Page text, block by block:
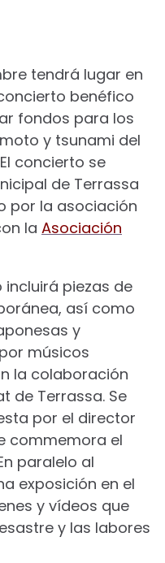
tendrá lugar en
benéfico
fondos para los
y tsunami del
concierto se
de Terrassa
por la asociación
la Asociación
piezas de
así como
y
músicos
la colaboración
de Terrassa. Se
por el director
commemora el
paralelo al
exposición en el
y vídeos que
y las labores